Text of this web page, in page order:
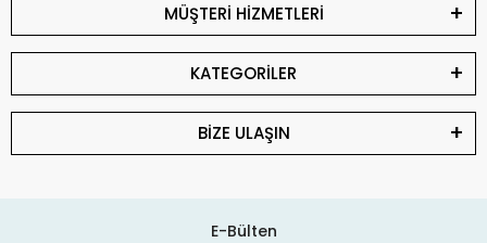
MÜŞTERİ HİZMETLERİ
KATEGORİLER
BİZE ULAŞIN
E-Bülten